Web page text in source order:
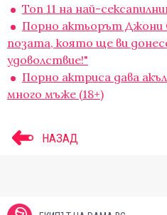
Топ 11 на най-
Порно актьорът Джони
позата, която ще ви
удоволствие!"
Порно актриса дава
много мъже (18+)
НАЗАД